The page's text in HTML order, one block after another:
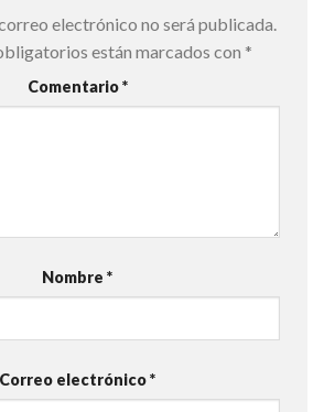
electrónico no será publicada.
están marcados con *
Comentario*
Nombre *
Correo electrónico*